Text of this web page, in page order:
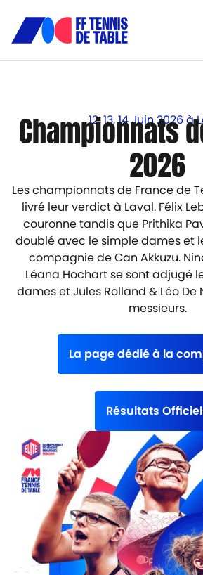
12, 13, 14 Juin 2026 à
Championnats
2026
Les championnats de France de
livré leur verdict à Laval. Félix
couronne tandis que Prithika
doublé avec le simple dames et
compagnie de Can Akkuzu.
Léana Hochart se sont adjugé
dames et Jules Rolland & Léo
messieurs.
La page dédié à la
Résultats